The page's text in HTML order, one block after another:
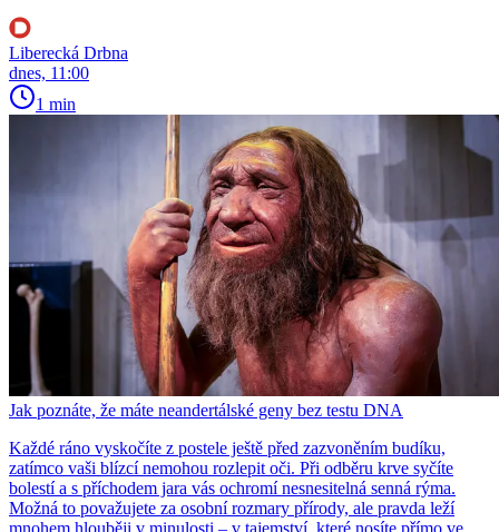
Liberecká Drbna
dnes, 11:00
1 min
Jak poznáte, že máte neandertálské geny bez testu DNA
Každé ráno vyskočíte z postele ještě před zazvoněním budíku,
zatímco vaši blízcí nemohou rozlepit oči. Při odběru krve syčíte
bolestí a s příchodem jara vás ochromí nesnesitelná senná rýma.
Možná to považujete za osobní rozmary přírody, ale pravda leží
mnohem hlouběji v minulosti – v tajemství, které nosíte přímo ve